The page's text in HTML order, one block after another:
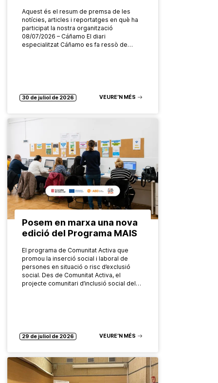
Aquest és el resum de premsa de les
notícies, articles i reportatges en què ha
participat la nostra organització
08/07/2026 – Cáñamo El diari
especialitzat Cáñamo es fa ressò de…
30 de juliol de 2026 VEURE’N MÉS
Posem en marxa una nova
edició del Programa MAIS
El programa de Comunitat Activa que
promou la inserció social i laboral de
persones en situació o risc d’exclusió
social. Des de Comunitat Activa, el
projecte comunitari d’inclusió social del…
29 de juliol de 2026 VEURE’N MÉS